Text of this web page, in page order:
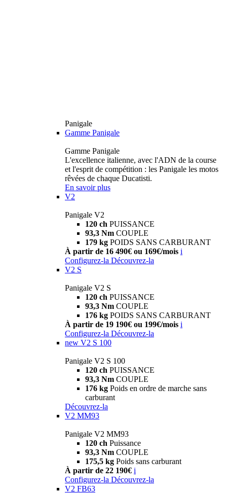
Panigale
Gamme Panigale
Gamme Panigale
L'excellence italienne, avec l'ADN de la course
et l'esprit de compétition : les Panigale les motos
rêvées de chaque Ducatisti.
En savoir plus
V2
Panigale V2
120 ch PUISSANCE
93,3 Nm COUPLE
179 kg POIDS SANS CARBURANT
À partir de 16 490€ ou 169€/mois i
Configurez-la Découvrez-la
V2 S
Panigale V2 S
120 ch PUISSANCE
93,3 Nm COUPLE
176 kg POIDS SANS CARBURANT
À partir de 19 190€ ou 199€/mois i
Configurez-la Découvrez-la
new V2 S 100
Panigale V2 S 100
120 ch PUISSANCE
93,3 Nm COUPLE
176 kg Poids en ordre de marche sans
carburant
Découvrez-la
V2 MM93
Panigale V2 MM93
120 ch Puissance
93,3 Nm COUPLE
175,5 kg Poids sans carburant
À partir de 22 190€ i
Configurez-la Découvrez-la
V2 FB63